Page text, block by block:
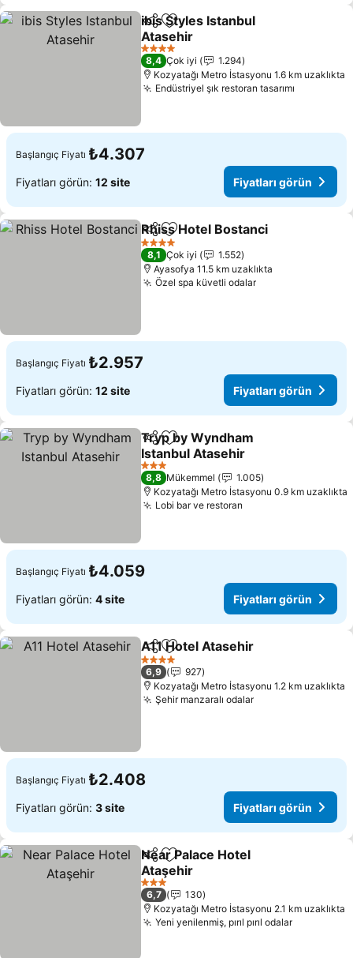
PaylaşFavorilerime ekle
ibis Styles Istanbul
Atasehir
4 Yıldız
8,4 Çok iyi
1.294
Kozyatağı Metro İstasyonu 1.6 km uzaklıkta
Endüstriyel şık restoran tasarımı
Başlangıç Fiyatı ₺4.307
Fiyatları görün: 12 site Fiyatları görün
PaylaşFavorilerime ekle
Rhiss Hotel Bostanci
4 Yıldız
8,1 Çok iyi
1.552
Ayasofya 11.5 km uzaklıkta
Özel spa küvetli odalar
Başlangıç Fiyatı ₺2.957
Fiyatları görün: 12 site Fiyatları görün
PaylaşFavorilerime ekle
Tryp by Wyndham
Istanbul Atasehir
3 Yıldız
8,8 Mükemmel
1.005
Kozyatağı Metro İstasyonu 0.9 km uzaklıkta
Lobi bar ve restoran
Başlangıç Fiyatı ₺4.059
Fiyatları görün: 4 site Fiyatları görün
PaylaşFavorilerime ekle
A11 Hotel Atasehir
4 Yıldız
6,9
927
Kozyatağı Metro İstasyonu 1.2 km uzaklıkta
Şehir manzaralı odalar
Başlangıç Fiyatı ₺2.408
Fiyatları görün: 3 site Fiyatları görün
PaylaşFavorilerime ekle
Near Palace Hotel
Ataşehir
3 Yıldız
6,7
130
Kozyatağı Metro İstasyonu 2.1 km uzaklıkta
Yeni yenilenmiş, pırıl pırıl odalar